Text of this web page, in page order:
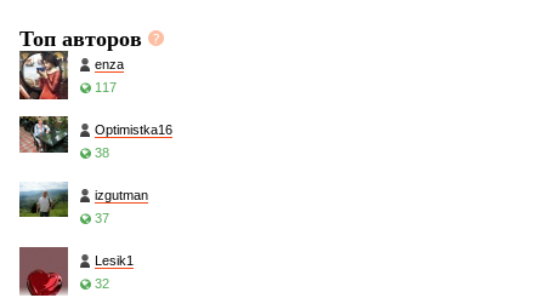
Топ авторов
enza
117
Optimistka16
38
izgutman
37
Lesik1
32